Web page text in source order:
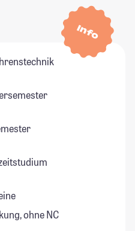
Info
ohne NC